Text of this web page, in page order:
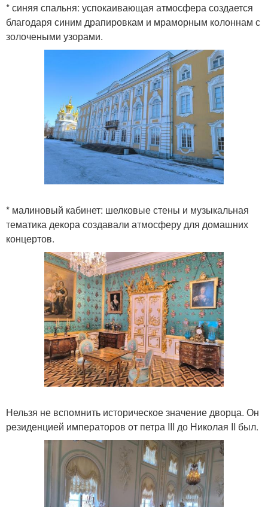
* синяя спальня: успокаивающая атмосфера создается
благодаря синим драпировкам и мраморным колоннам с
золочеными узорами.
* малиновый кабинет: шелковые стены и музыкальная
тематика декора создавали атмосферу для домашних
концертов.
Нельзя не вспомнить историческое значение дворца. Он
резиденцией императоров от петра III до Николая II был.